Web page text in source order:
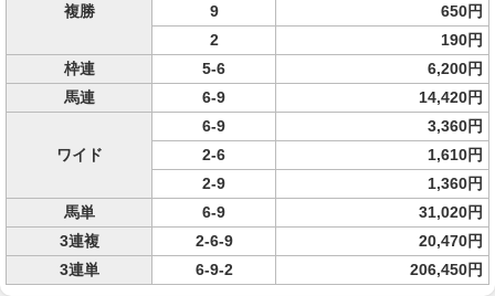
複勝
9
650円
2
190円
枠連
5-6
6,200円
馬連
6-9 14,420円
ワイド
6-9
3,360円
2-6
1,610円
2-9
1,360円
馬単
6-9
31,020円
3連複
2-6-9
20,470円
3連単
6-9-2 206,450円